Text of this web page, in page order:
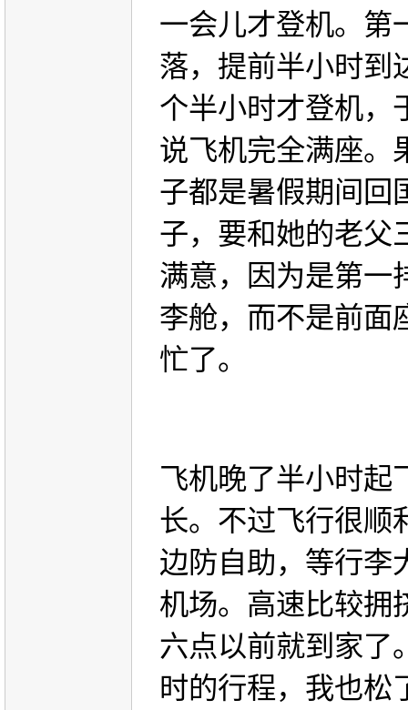
一会儿才登机。第
落，提前半小时到
个半小时才登机，
说飞机完全满座。
子都是暑假期间回
子，要和她的老父
满意，因为是第一
李舱，而不是前面
忙了。
飞机晚了半小时起
长。不过飞行很顺
边防自助，等行李
机场。高速比较拥
六点以前就到家了
时的行程，我也松